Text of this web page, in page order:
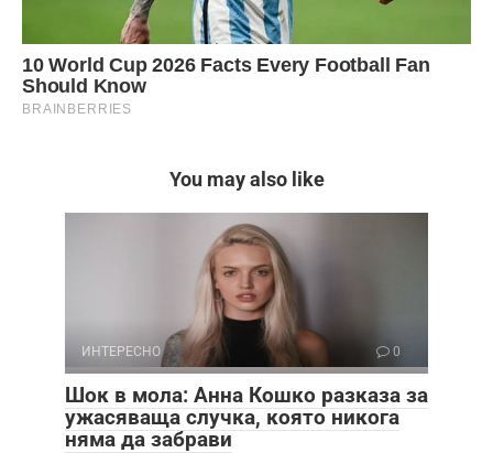
You may also like
ИНТЕРЕСНО 0
Шок в мола: Анна Кошко разказа за
ужасяваща случка, която никога
няма да забрави